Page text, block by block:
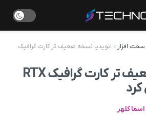
سخت افزار » انویدیا نسخه ضعیف تر کارت گرافیک
انویدیا نسخه ضعیف تر کارت گرافیک RTX
اسما کلهر